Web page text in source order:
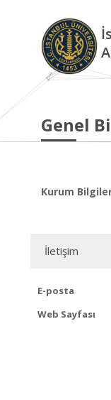
Genel
Kurum
İletişim
E-posta
Web Sayfası